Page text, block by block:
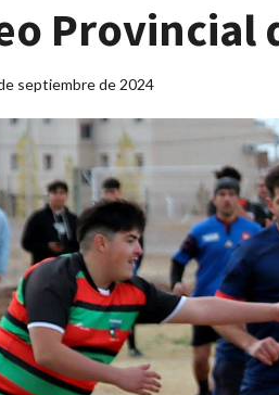
Provincial
septiembre de 2024